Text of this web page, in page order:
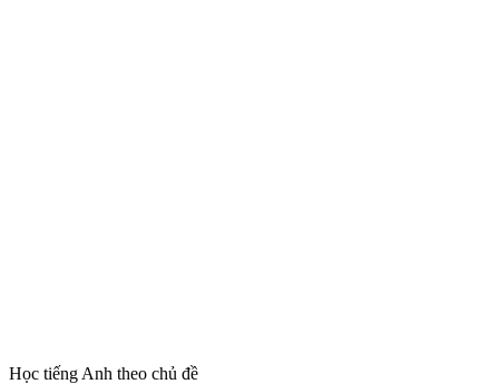
Học tiếng Anh theo chủ đề